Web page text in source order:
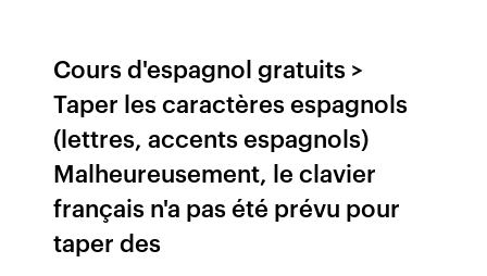
Cours d'espagnol gratuits >
Taper les caractères espagnols
(lettres, accents espagnols)
Malheureusement, le clavier
français n'a pas été prévu pour
taper des